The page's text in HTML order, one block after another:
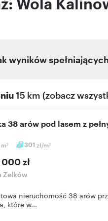
wyników
15 km (zobacz
m2 301 zł/m2
38 arów pod lasem z
000 zł
Zelków
nieruchomość 38 arów
które w...